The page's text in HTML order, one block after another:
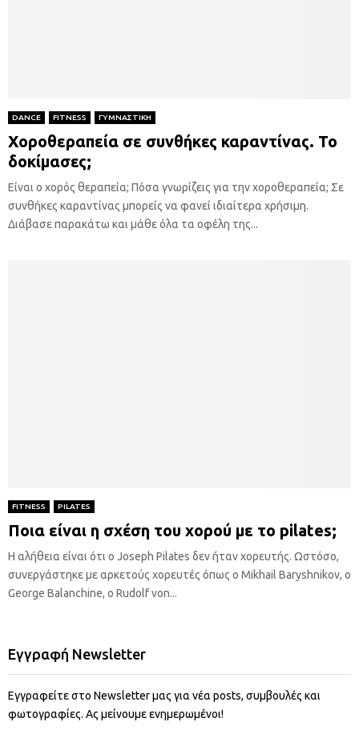
DANCE FITNESS ΓΥΜΝΑΣΤΙΚΗ
Χοροθεραπεία σε συνθήκες καραντίνας. Το
δοκίμασες;
Είναι ο χορός θεραπεία; Πόσα γνωρίζεις για την χοροθεραπεία; Σε
συνθήκες καραντίνας μπορείς να φανεί ιδιαίτερα χρήσιμη.
Διάβασε παρακάτω και μάθε όλα τα οφέλη της...
FITNESS PILATES
Ποια είναι η σχέση του χορού με το pilates;
Η αλήθεια είναι ότι ο Joseph Pilates δεν ήταν χορευτής. Ωστόσο,
συνεργάστηκε με αρκετούς χορευτές όπως o Mikhail Baryshnikov, o
George Balanchine, o Rudolf von...
Εγγραφή Newsletter
Εγγραφείτε στο Newsletter μας για νέα posts, συμβουλές και
φωτογραφίες. Ας μείνουμε ενημερωμένοι!